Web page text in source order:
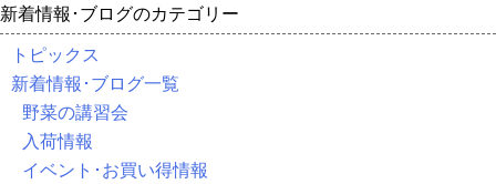
新着情報･ブログのカテゴリー
トピックス
新着情報･ブログ一覧
野菜の講習会
入荷情報
イベント･お買い得情報